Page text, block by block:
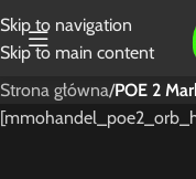
Skip to navigation
Skip to main content
Strona główna/POE 2